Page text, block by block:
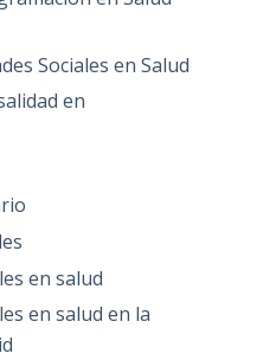
Sociales en Salud
en
en salud
en salud en la